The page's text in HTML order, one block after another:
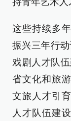
这些持续多
振兴三年行
戏剧人才队
省文化和旅
文旅人才引
人才队伍建